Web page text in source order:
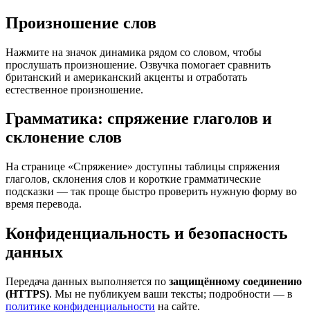
Произношение слов
Нажмите на значок динамика рядом со словом, чтобы
прослушать произношение. Озвучка помогает сравнить
британский и американский акценты и отработать
естественное произношение.
Грамматика: спряжение глаголов и
склонение слов
На странице «Спряжение» доступны таблицы спряжения
глаголов, склонения слов и короткие грамматические
подсказки — так проще быстро проверить нужную форму во
время перевода.
Конфиденциальность и безопасность
данных
Передача данных выполняется по защищённому соединению
(HTTPS). Мы не публикуем ваши тексты; подробности — в
политике конфиденциальности на сайте.